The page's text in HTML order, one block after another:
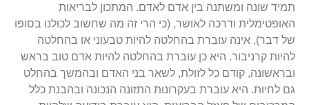
תמיד שונה ומשתנה בין אדם לאדם. המתכון לבריאות
האופטימלית ודרכה לאושר, (כי הרי זה מה שחשוב לכולנו בסופו
של דבר), אינה עוברת בהחלטה להיות טבעוני או בהחלטה
להיות קרניבור. היא כן עוברת בהחלטה להיות אדם טוב בראש
ובראשונה, קודם כל לזולת, לשאר בני האדם ובהמשך בהחלט
גם לחיות. היא עוברת בעקרונות התזונה הנכונה ובהבנת כלל